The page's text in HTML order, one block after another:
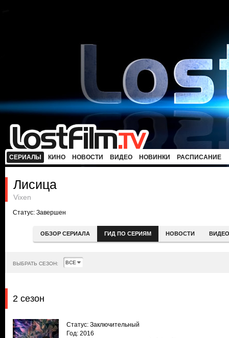
СЕРИАЛЫ КИНО НОВОСТИ ВИДЕО НОВИНКИ РАСПИСАНИЕ
Лисица
Vixen
Статус: Завершен
ОБЗОР СЕРИАЛА ГИД ПО СЕРИЯМ НОВОСТИ ВИДЕО
ВЫБРАТЬ СЕЗОН:
2 сезон
Статус: Заключительный
Год: 2016